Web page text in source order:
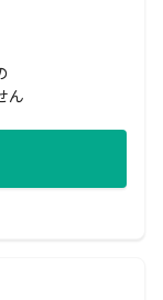
ん